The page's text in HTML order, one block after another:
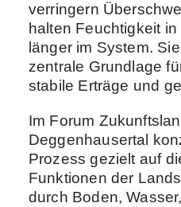
verringern
halten Feuchtigkeit
länger im System.
zentrale Grundlage
stabile Erträge und
Im Forum
Deggenhausertal
Prozess gezielt auf
Funktionen der
durch Boden,